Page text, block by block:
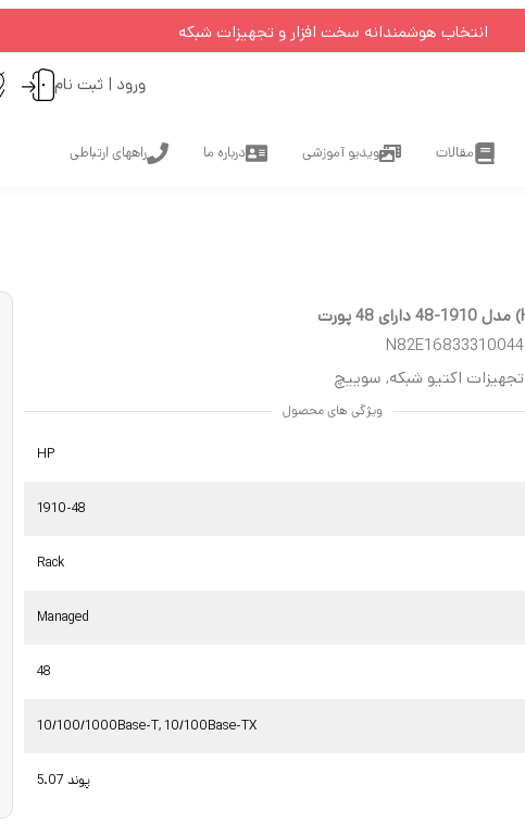
انتخاب هوشمندانه سخت افزار و تجهیزات شبکه
ورود | ثبت نام
مقالات ویدیو آموزشی درباره ما راههای ارتباطی
N82E16833310044
تجهیزات اکتیو شبکه, سوییچ
ویژگی های محصول
HP
1910-48
Rack
Managed
48
10/100/1000Base-T, 10/100Base-TX
5.07 پوند